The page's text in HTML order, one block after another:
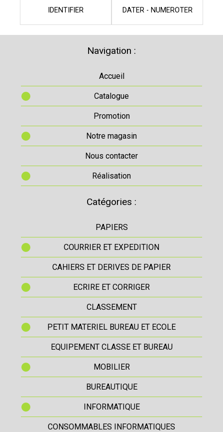
IDENTIFIER DATER - NUMEROTER
Navigation :
Accueil
Catalogue
Promotion
Notre magasin
Nous contacter
Réalisation
Catégories :
PAPIERS
COURRIER ET EXPEDITION
CAHIERS ET DERIVES DE PAPIER
ECRIRE ET CORRIGER
CLASSEMENT
PETIT MATERIEL BUREAU ET ECOLE
EQUIPEMENT CLASSE ET BUREAU
MOBILIER
BUREAUTIQUE
INFORMATIQUE
CONSOMMABLES INFORMATIQUES